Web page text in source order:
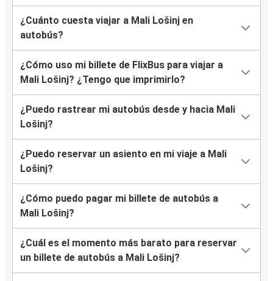
¿Cuánto cuesta viajar a Mali Lošinj en
autobús?
¿Cómo uso mi billete de FlixBus para viajar a
Mali Lošinj? ¿Tengo que imprimirlo?
¿Puedo rastrear mi autobús desde y hacia Mali
Lošinj?
¿Puedo reservar un asiento en mi viaje a Mali
Lošinj?
¿Cómo puedo pagar mi billete de autobús a
Mali Lošinj?
¿Cuál es el momento más barato para reservar
un billete de autobús a Mali Lošinj?